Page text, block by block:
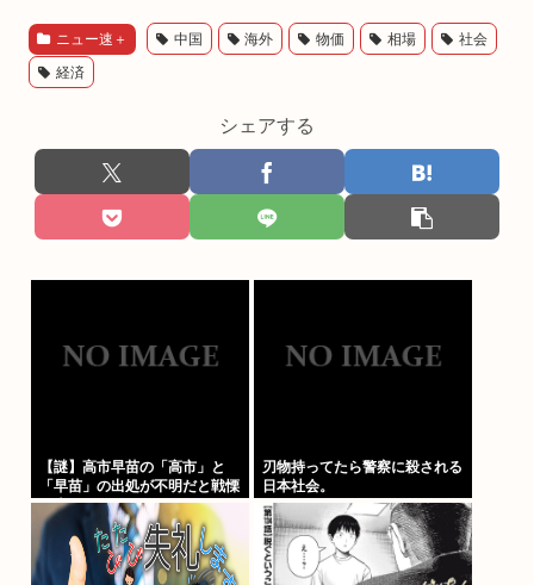
ニュー速＋ 中国 海外 物価 相場 社会
経済
シェアする
【謎】高市早苗の「高市」と
「早苗」の出処が不明だと戦慄
が走る
刃物持ってたら警察に殺される
日本社会。